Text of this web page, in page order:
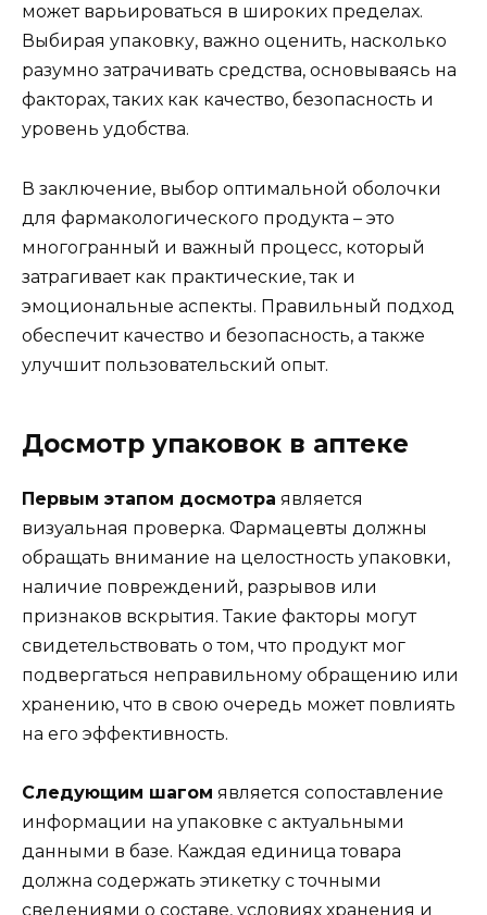
может варьироваться в широких пределах.
Выбирая упаковку, важно оценить, насколько
разумно затрачивать средства, основываясь на
факторах, таких как качество, безопасность и
уровень удобства.
В заключение, выбор оптимальной оболочки
для фармакологического продукта – это
многогранный и важный процесс, который
затрагивает как практические, так и
эмоциональные аспекты. Правильный подход
обеспечит качество и безопасность, а также
улучшит пользовательский опыт.
Досмотр упаковок в аптеке
Первым этапом досмотра является
визуальная проверка. Фармацевты должны
обращать внимание на целостность упаковки,
наличие повреждений, разрывов или
признаков вскрытия. Такие факторы могут
свидетельствовать о том, что продукт мог
подвергаться неправильному обращению или
хранению, что в свою очередь может повлиять
на его эффективность.
Следующим шагом является сопоставление
информации на упаковке с актуальными
данными в базе. Каждая единица товара
должна содержать этикетку с точными
сведениями о составе, условиях хранения и